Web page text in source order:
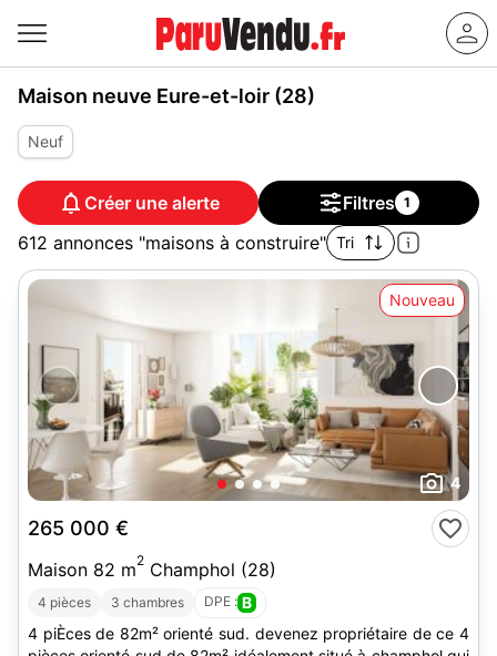
Maison neuve Eure-et-loir (28)
Neuf
Créer une alerte Filtres 1
612 annonces "maisons à construire" Tri
Nouveau
4
265 000 €
Maison 82 m2 Champhol (28)
4 pièces 3 chambres DPE : B
4 piÈces de 82m² orienté sud. devenez propriétaire de ce 4